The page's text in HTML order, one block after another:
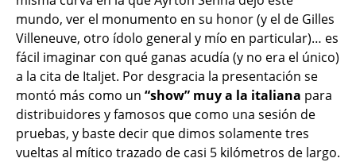
mundo, ver el monumento en su honor (y el de Gilles
Villeneuve, otro ídolo general y mío en particular)… es
fácil imaginar con qué ganas acudía (y no era el único)
a la cita de Italjet. Por desgracia la presentación se
montó más como un “show” muy a la italiana para
distribuidores y famosos que como una sesión de
pruebas, y baste decir que dimos solamente tres
vueltas al mítico trazado de casi 5 kilómetros de largo.